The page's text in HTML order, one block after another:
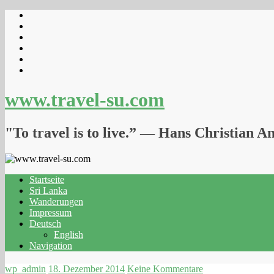
www.travel-su.com
"To travel is to live.” ― Hans Christian
Startseite
Sri Lanka
Wanderungen
Impressum
Deutsch
English
Navigation
wp_admin 18. Dezember 2014 Keine Kommentare